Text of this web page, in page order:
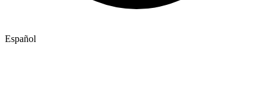
Español